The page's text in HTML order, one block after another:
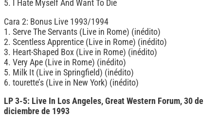
5. I Hate Myself And Want To Die
Cara 2: Bonus Live 1993/1994
1. Serve The Servants (Live in Rome) (inédito)
2. Scentless Apprentice (Live in Rome) (inédito)
3. Heart-Shaped Box (Live in Rome) (inédito)
4. Very Ape (Live in Rome) (inédito)
5. Milk It (Live in Springfield) (inédito)
6. tourette’s (Live in New York) (inédito)
LP 3-5: Live In Los Angeles, Great Western Forum, 30 de
diciembre de 1993